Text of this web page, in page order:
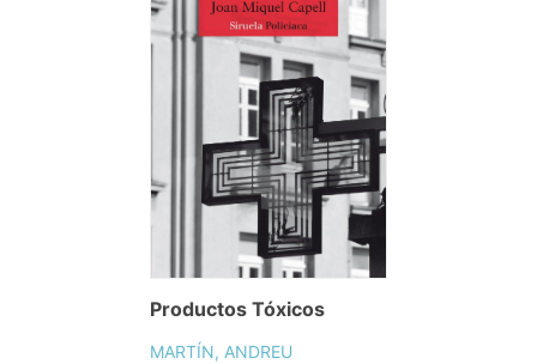
Productos Tóxicos
MARTÍN, ANDREU